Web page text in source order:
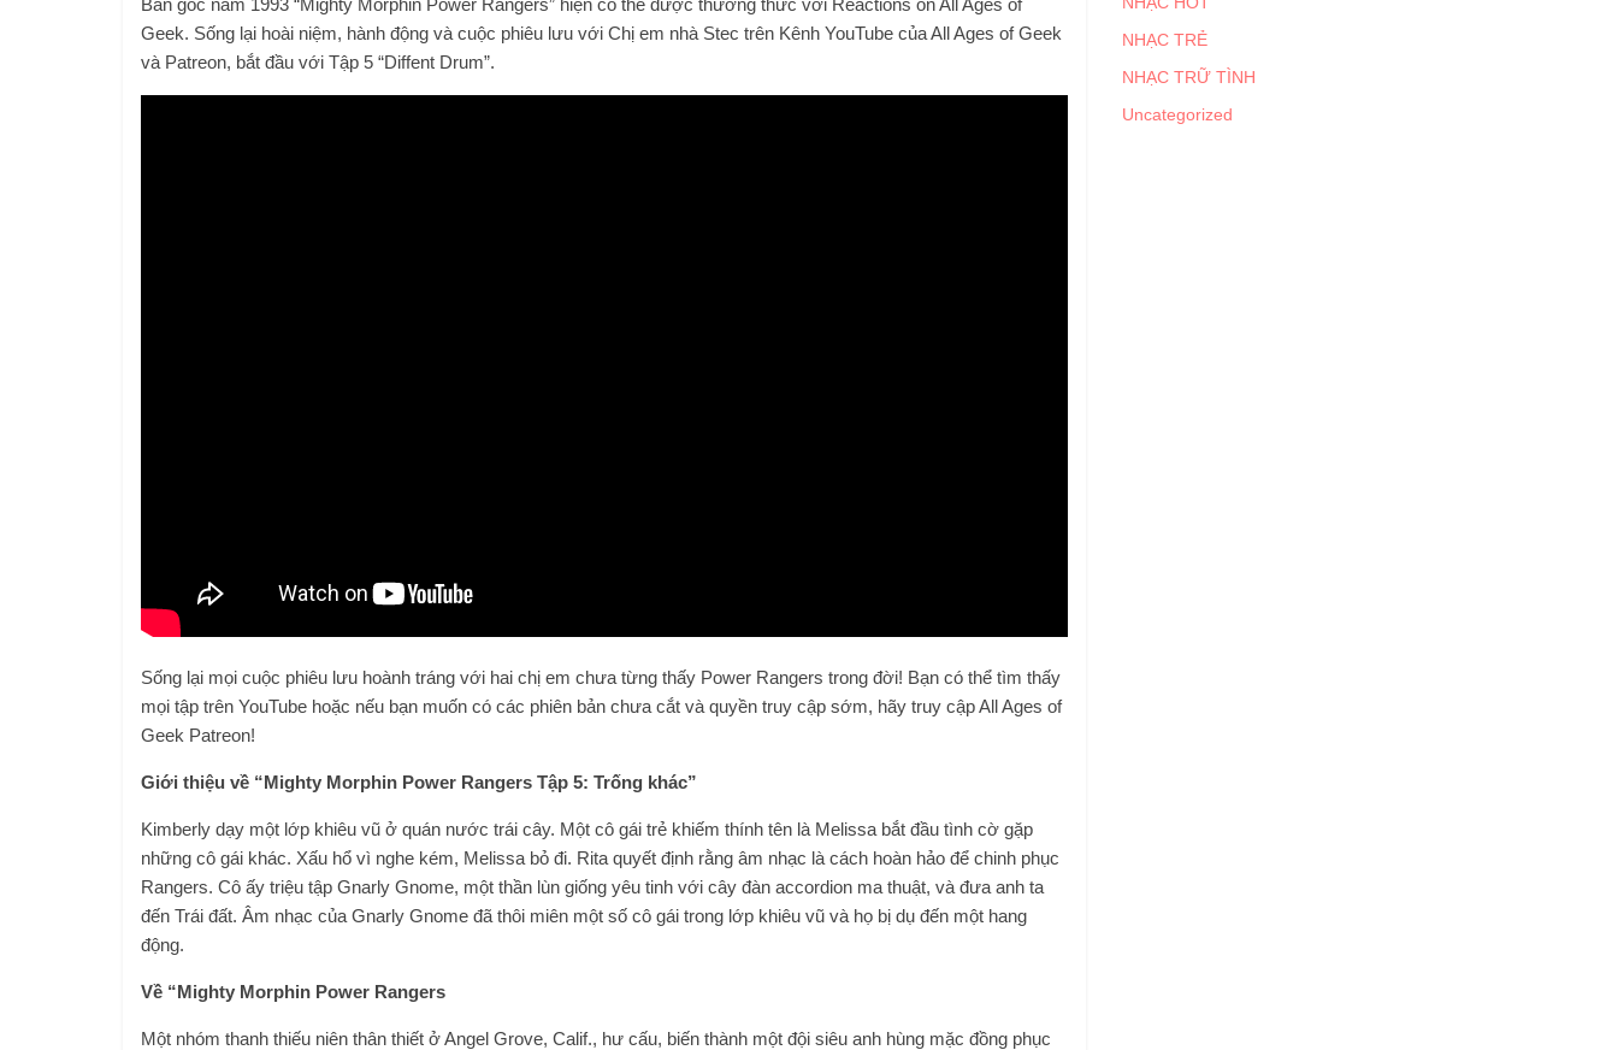
Bản gốc năm 1993 “Mighty Morphin Power Rangers” hiện có thể được thưởng thức với Reactions on All Ages of
Geek. Sống lại hoài niệm, hành động và cuộc phiêu lưu với Chị em nhà Stec trên Kênh YouTube của All Ages of Geek
và Patreon, bắt đầu với Tập 5 “Diffent Drum”.
Sống lại mọi cuộc phiêu lưu hoành tráng với hai chị em chưa từng thấy Power Rangers trong đời! Bạn có thể tìm thấy
mọi tập trên YouTube hoặc nếu bạn muốn có các phiên bản chưa cắt và quyền truy cập sớm, hãy truy cập All Ages of
Geek Patreon!
Giới thiệu về “Mighty Morphin Power Rangers Tập 5: Trống khác”
Kimberly dạy một lớp khiêu vũ ở quán nước trái cây. Một cô gái trẻ khiếm thính tên là Melissa bắt đầu tình cờ gặp
những cô gái khác. Xấu hổ vì nghe kém, Melissa bỏ đi. Rita quyết định rằng âm nhạc là cách hoàn hảo để chinh phục
Rangers. Cô ấy triệu tập Gnarly Gnome, một thần lùn giống yêu tinh với cây đàn accordion ma thuật, và đưa anh ta
đến Trái đất. Âm nhạc của Gnarly Gnome đã thôi miên một số cô gái trong lớp khiêu vũ và họ bị dụ đến một hang
động.
Về “Mighty Morphin Power Rangers
Một nhóm thanh thiếu niên thân thiết ở Angel Grove, Calif., hư cấu, biến thành một đội siêu anh hùng mặc đồng phục
NHẠC TRẺ
NHẠC TRỮ TÌNH
Uncategorized